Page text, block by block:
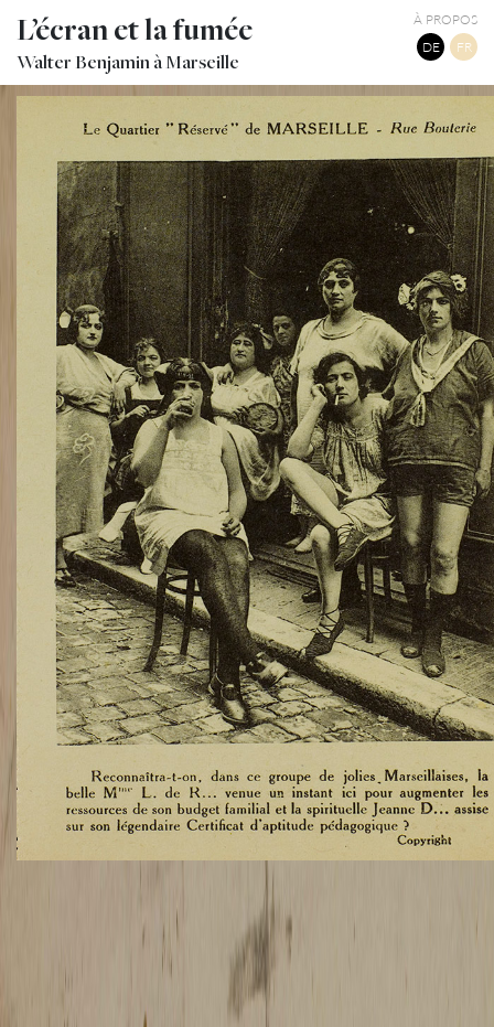
L’écran et la fumée
Walter Benjamin à Marseille
À PROPOS
DE
FR
RUE BOUTERIE
TWITTER TUMBLR PINTEREST